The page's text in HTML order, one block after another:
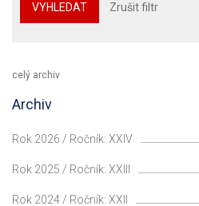
VYHLEDAT Zrušit filtr
celý archiv
Archiv
Rok 2026 / Ročník: XXIV
Rok 2025 / Ročník: XXIII
Rok 2024 / Ročník: XXII